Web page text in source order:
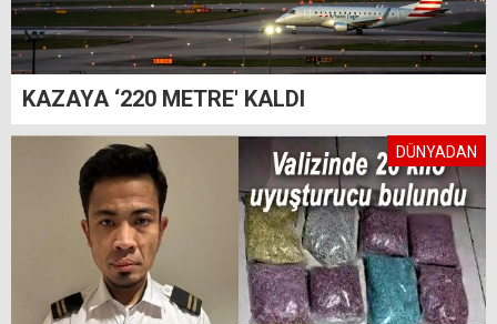
KAZAYA ‘220 METRE' KALDI
DÜNYADAN